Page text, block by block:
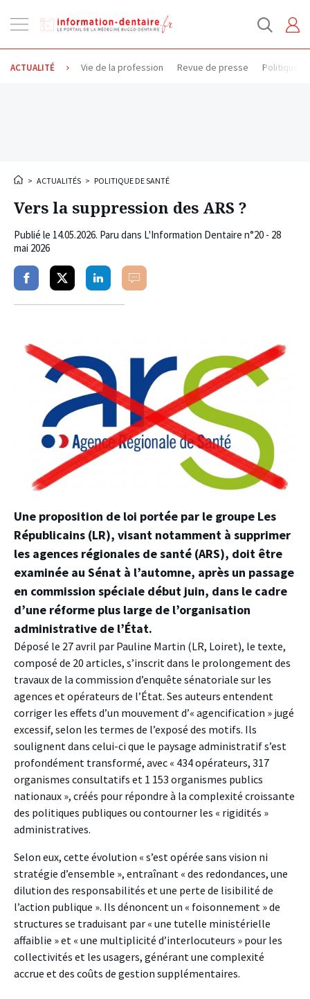
la
navigation
ACTUALITÉ Vie de la profession Revue de presse Politique
> ACTUALITÉS > POLITIQUE DE SANTÉ
Vers la suppression des ARS ?
Publié le 14.05.2026. Paru dans L'Information Dentaire n°20 - 28
mai 2026
PartagerPartagerPartagerCommenter
Une proposition de loi portée par le groupe Les
Républicains (LR), visant notamment à supprimer
les agences régionales de santé (ARS), doit être
examinée au Sénat à l’automne, après un passage
en commission spéciale début juin, dans le cadre
d’une réforme plus large de l’organisation
administrative de l’État.
Déposé le 27 avril par Pauline Martin (LR, Loiret), le texte,
composé de 20 articles, s’inscrit dans le prolongement des
travaux de la commission d’enquête sénatoriale sur les
agences et opérateurs de l’État. Ses auteurs entendent
corriger les effets d’un mouvement d’« agencification » jugé
excessif, selon les termes de l’exposé des motifs. Ils
soulignent dans celui-ci que le paysage administratif s’est
profondément transformé, avec « 434 opérateurs, 317
organismes consultatifs et 1 153 organismes publics
nationaux », créés pour répondre à la complexité croissante
des politiques publiques ou contourner les « rigidités »
administratives.
Selon eux, cette évolution « s’est opérée sans vision ni
stratégie d’ensemble », entraînant « des redondances, une
dilution des responsabilités et une perte de lisibilité de
l’action publique ». Ils dénoncent un « foisonnement » de
structures se traduisant par « une tutelle ministérielle
affaiblie » et « une multiplicité d’interlocuteurs » pour les
collectivités et les usagers, générant une complexité
accrue et des coûts de gestion supplémentaires.